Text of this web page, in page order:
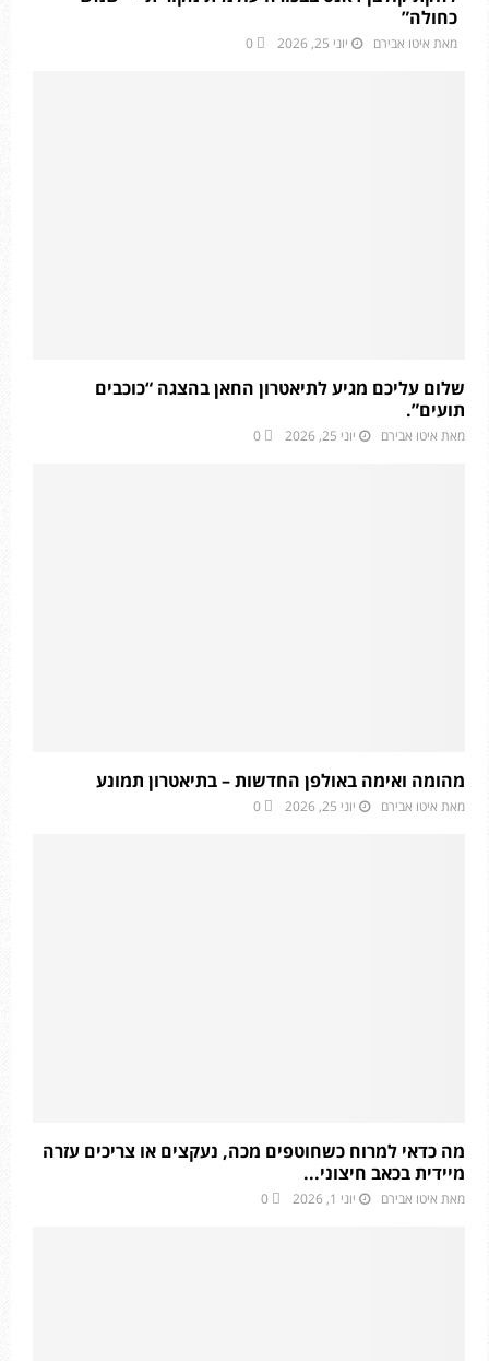
כחולה”
מאת איטו אבירם יוני 25, 2026 0
שלום עליכם מגיע לתיאטרון החאן בהצגה “כוכבים
תועים”.
מאת איטו אבירם יוני 25, 2026 0
מהומה ואימה באולפן החדשות – בתיאטרון תמונע
מאת איטו אבירם יוני 25, 2026 0
מה כדאי למרוח כשחוטפים מכה, נעקצים או צריכים עזרה
מיידית בכאב חיצוני...
מאת איטו אבירם יוני 1, 2026 0